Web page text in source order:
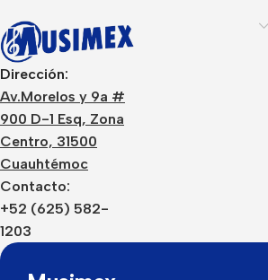
Dirección:
Av.Morelos y 9a #
900 D-1 Esq, Zona
Centro, 31500
Cuauhtémoc
Contacto:
+52 (625) 582-
1203